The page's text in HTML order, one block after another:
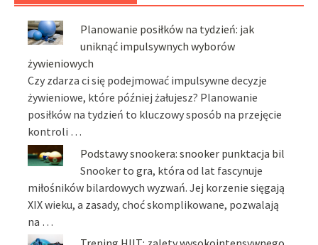
Planowanie posiłków na tydzień: jak
uniknąć impulsywnych wyborów
żywieniowych
Czy zdarza ci się podejmować impulsywne decyzje
żywieniowe, które później żałujesz? Planowanie
posiłków na tydzień to kluczowy sposób na przejęcie
kontroli …
Podstawy snookera: snooker punktacja bil
Snooker to gra, która od lat fascynuje
miłośników bilardowych wyzwań. Jej korzenie sięgają
XIX wieku, a zasady, choć skomplikowane, pozwalają
na …